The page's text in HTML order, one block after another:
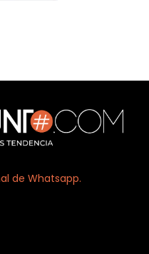
de Whatsapp.